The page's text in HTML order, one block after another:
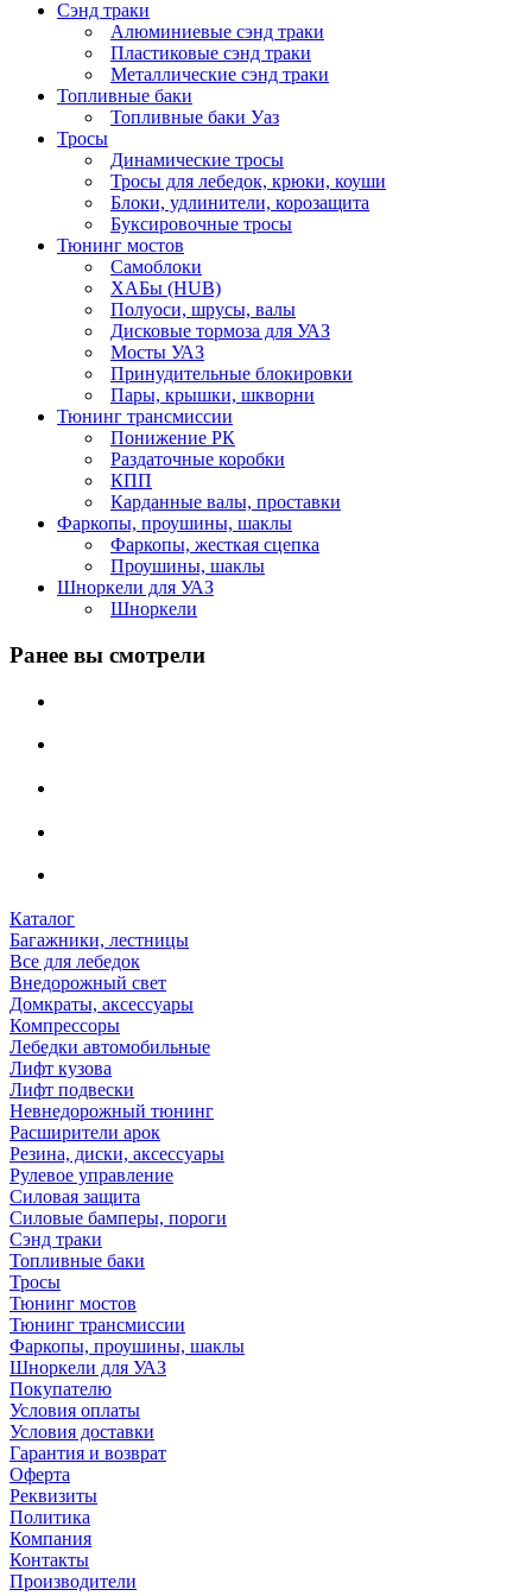
Сэнд траки
Алюминиевые сэнд траки
Пластиковые сэнд траки
Металлические сэнд траки
Топливные баки
Топливные баки Уаз
Тросы
Динамические тросы
Тросы для лебедок, крюки, коуши
Блоки, удлинители, корозащита
Буксировочные тросы
Тюнинг мостов
Самоблоки
ХАБы (HUB)
Полуоси, шрусы, валы
Дисковые тормоза для УАЗ
Мосты УАЗ
Принудительные блокировки
Пары, крышки, шкворни
Тюнинг трансмиссии
Понижение РК
Раздаточные коробки
КПП
Карданные валы, проставки
Фаркопы, проушины, шаклы
Фаркопы, жесткая сцепка
Проушины, шаклы
Шноркели для УАЗ
Шноркели
Ранее вы смотрели
Каталог
Багажники, лестницы
Все для лебедок
Внедорожный свет
Домкраты, аксессуары
Компрессоры
Лебедки автомобильные
Лифт кузова
Лифт подвески
Невнедорожный тюнинг
Расширители арок
Резина, диски, аксессуары
Рулевое управление
Силовая защита
Силовые бамперы, пороги
Сэнд траки
Топливные баки
Тросы
Тюнинг мостов
Тюнинг трансмиссии
Фаркопы, проушины, шаклы
Шноркели для УАЗ
Покупателю
Условия оплаты
Условия доставки
Гарантия и возврат
Оферта
Реквизиты
Политика
Компания
Контакты
Производители